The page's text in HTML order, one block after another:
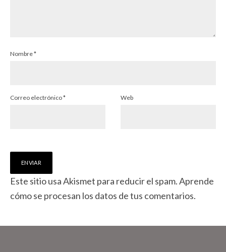
Nombre*
Correo electrónico* Web
Este sitio usa Akismet para reducir el spam.Aprende
cómo se procesan los datos de tus comentarios.